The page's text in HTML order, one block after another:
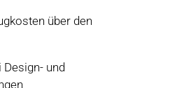
über den
und